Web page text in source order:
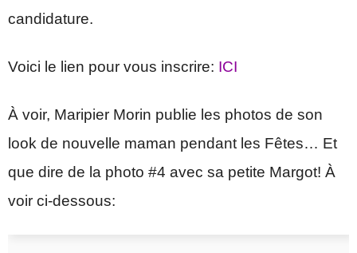
candidature.
Voici le lien pour vous inscrire: ICI
À voir, Maripier Morin publie les photos de son
look de nouvelle maman pendant les Fêtes… Et
que dire de la photo #4 avec sa petite Margot! À
voir ci-dessous: